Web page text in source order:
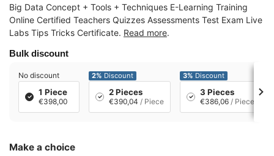
Big Data Concept + Tools + Techniques E-Learning Training
Online Certified Teachers Quizzes Assessments Test Exam Live
Labs Tips Tricks Certificate. Read more.
Bulk discount
No discount
1 Piece
€398,00
2% Discount
2 Pieces
€390,04 / Piece
3% Discount
3 Pieces
€386,06 / Piece
Make a choice